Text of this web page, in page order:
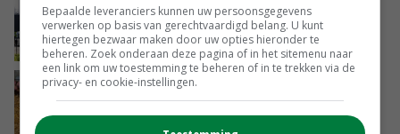
Gemiddelde Europese melkprijs daalt licht in
juni
GISTEREN, 17:04
Frans onderzoekcentrum bestrijkt hele
varkensvleesketen
Bepaalde leveranciers kunnen uw persoonsgegevens
verwerken op basis van gerechtvaardigd belang. U kunt
hiertegen bezwaar maken door uw opties hieronder te
beheren. Zoek onderaan deze pagina of in het sitemenu naar
een link om uw toestemming te beheren of in te trekken via de
privacy- en cookie-instellingen.